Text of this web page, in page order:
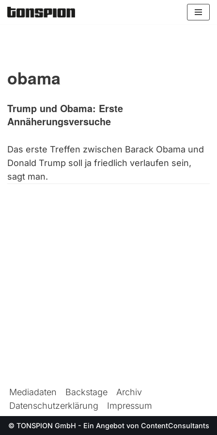
obama
Trump und Obama: Erste
Annäherungsversuche
Das erste Treffen zwischen Barack Obama und
Donald Trump soll ja friedlich verlaufen sein,
sagt man.
Mediadaten Backstage
Archiv
Datenschutzerklärung
Impressum
© TONSPION GmbH - Ein Angebot von ContentConsultants